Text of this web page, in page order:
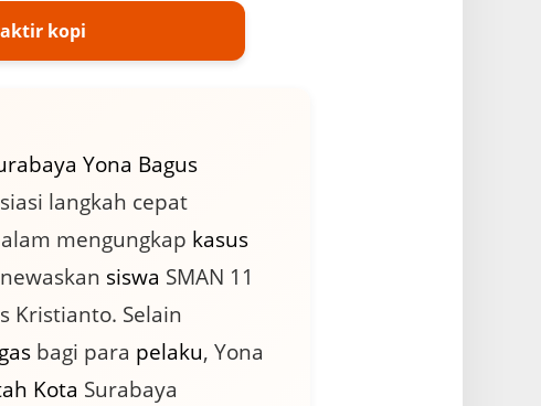
kopi
Yona Bagus
langkah cepat
mengungkap kasus
siswa SMAN 11
Kristianto. Selain
bagi para pelaku, Yona
Kota Surabaya